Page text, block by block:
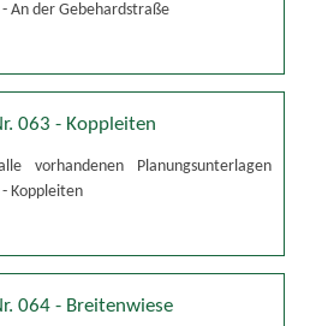
An der Gebehardstraße
063 - Koppleiten
vorhandenen Planungsunterlagen
Koppleiten
064 - Breitenwiese